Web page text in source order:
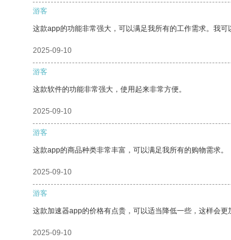
游客
这款app的功能非常强大，可以满足我所有的工作需求。我
2025-09-10
游客
这款软件的功能非常强大，使用起来非常方便。
2025-09-10
游客
这款app的商品种类非常丰富，可以满足我所有的购物需求。
2025-09-10
游客
这款加速器app的价格有点贵，可以适当降低一些，这样会更
2025-09-10